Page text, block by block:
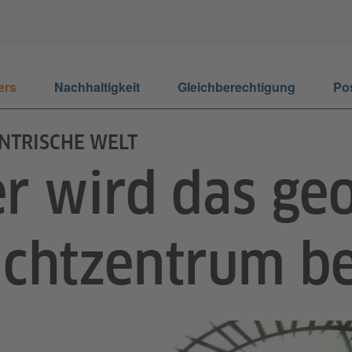
Nachhaltigkeit Gleichberechtigung
WELT
wird das